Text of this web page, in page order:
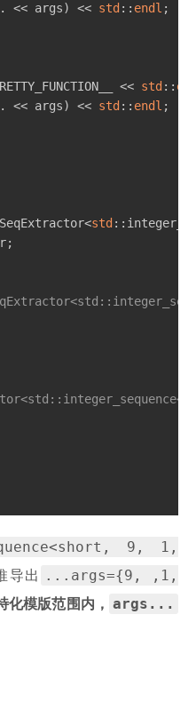
<< args) << std :: endl ;
<< std ::
<< args) << std :: endl ;
std
9, 1,
导出
...args={9, ,1,
化模版范围内， args...